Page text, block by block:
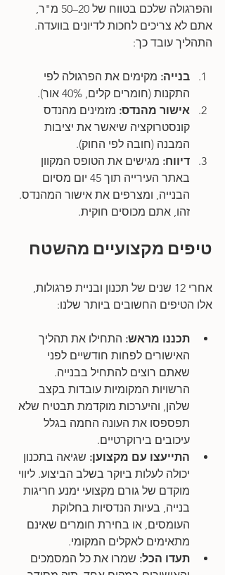
והפרגולה שלכם בטווח של 20–50 מ"ר,
אתם לא צריכים לחכות לדיונים בוועדה.
התהליך עובד כך:
בנייה: מקימים את הפרגולה לפי
התקנות (חומרים קלים, 40% אור).
אישור מהנדס: מזמינים מהנדס
קונסטרוקציה שיאשר את יציבות
המבנה (חובה לפי החוק).
דיווח: מגישים את הטופס המקוון
באתר העירייה תוך 45 יום מסיום
הבנייה, ומצרפים את אישור המהנדס.
זהו, אתם מכוסים חוקית.
טיפים מקצועיים מהשטח
אחרי 12 שנים של תכנון ובניית פרגולות,
אלו הטיפים החשובים ביותר שלנו:
תכננו מראש: התחילו את תהליך
האישורים לפחות חודשיים לפני
שאתם רוצים להתחיל בבנייה.
הרשויות המקומיות עובדות בקצב
שלהן, והיערכות מוקדמת תבטיח שלא
תפספסו את העונה החמה בגלל
עיכובים בירוקרטיים.
התייעצו עם מקצוען: שגיאה בתכנון
יכולה לעלות ביוקר בשלב הביצוע. ליווי
מוקדם של גורם מקצועי ימנע חריגות
בנייה, בעיות הנדסיות בחלוקת
העומסים, או בחירת חומרים שאינם
מתאימים לאקלים המקומי.
תעדו הכל: שמרו את כל המסמכים